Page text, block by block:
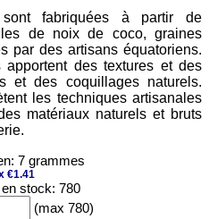
fabriquées à partir de
de noix de coco, graines
par des artisans équatoriens.
apportent des textures et des
et des coquillages naturels.
les techniques artisanales
matériaux naturels et bruts
7 grammes
€1.41
stock: 780
(max 780)